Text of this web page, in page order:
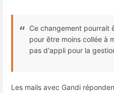
Ce changement pourrait
pour être moins collée à
pas d'appli pour la
Les mails avec Gandi